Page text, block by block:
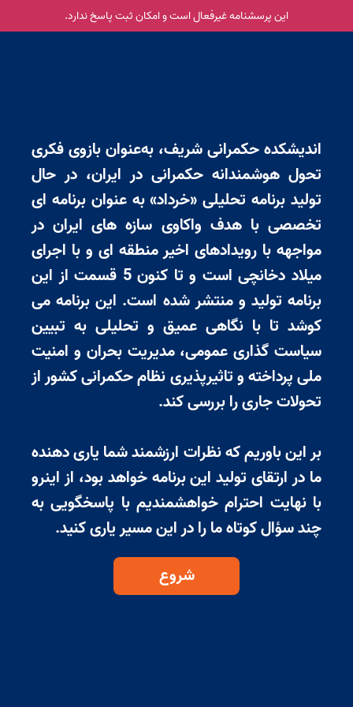
این پرسشنامه غیر‌فعال است و امکان ثبت پاسخ ندارد.
اندیشکده حکمرانی شریف، به‌عنوان بازوی فکری
تحول هوشمندانه حکمرانی در ایران، در حال
تولید برنامه تحلیلی «خرداد» به عنوان برنامه ای
تخصصی با هدف واکاوی سازه های ایران در
مواجهه با رویدادهای اخیر منطقه ای و با اجرای
میلاد دخانچی است و تا کنون 5 قسمت از این
برنامه تولید و منتشر شده است. این برنامه می
کوشد تا با نگاهی عمیق و تحلیلی به تبیین
سیاست گذاری عمومی، مدیریت بحران و امنیت
ملی پرداخته و تاثیرپذیری نظام حکمرانی کشور از
تحولات جاری را بررسی کند.
بر این باوریم که نظرات ارزشمند شما یاری دهنده
ما در ارتقای تولید این برنامه خواهد بود، از اینرو
با نهایت احترام خواهشمندیم با پاسخگویی به
چند سؤال کوتاه ما را در این مسیر یاری کنید.
شروع